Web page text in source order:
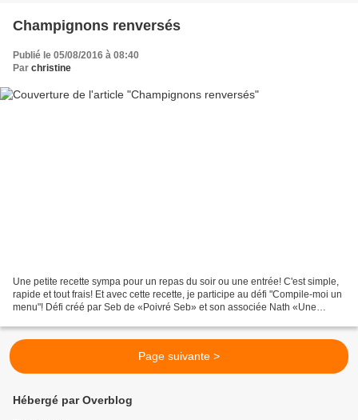
Champignons renversés
Publié le 05/08/2016 à 08:40
Par christine
Une petite recette sympa pour un repas du soir ou une entrée! C'est simple,
rapide et tout frais! Et avec cette recette, je participe au défi "Compile-moi un
menu"! Défi créé par Seb de «Poivré Seb» et son associée Nath «Une
Page suivante >
Hébergé par Overblog